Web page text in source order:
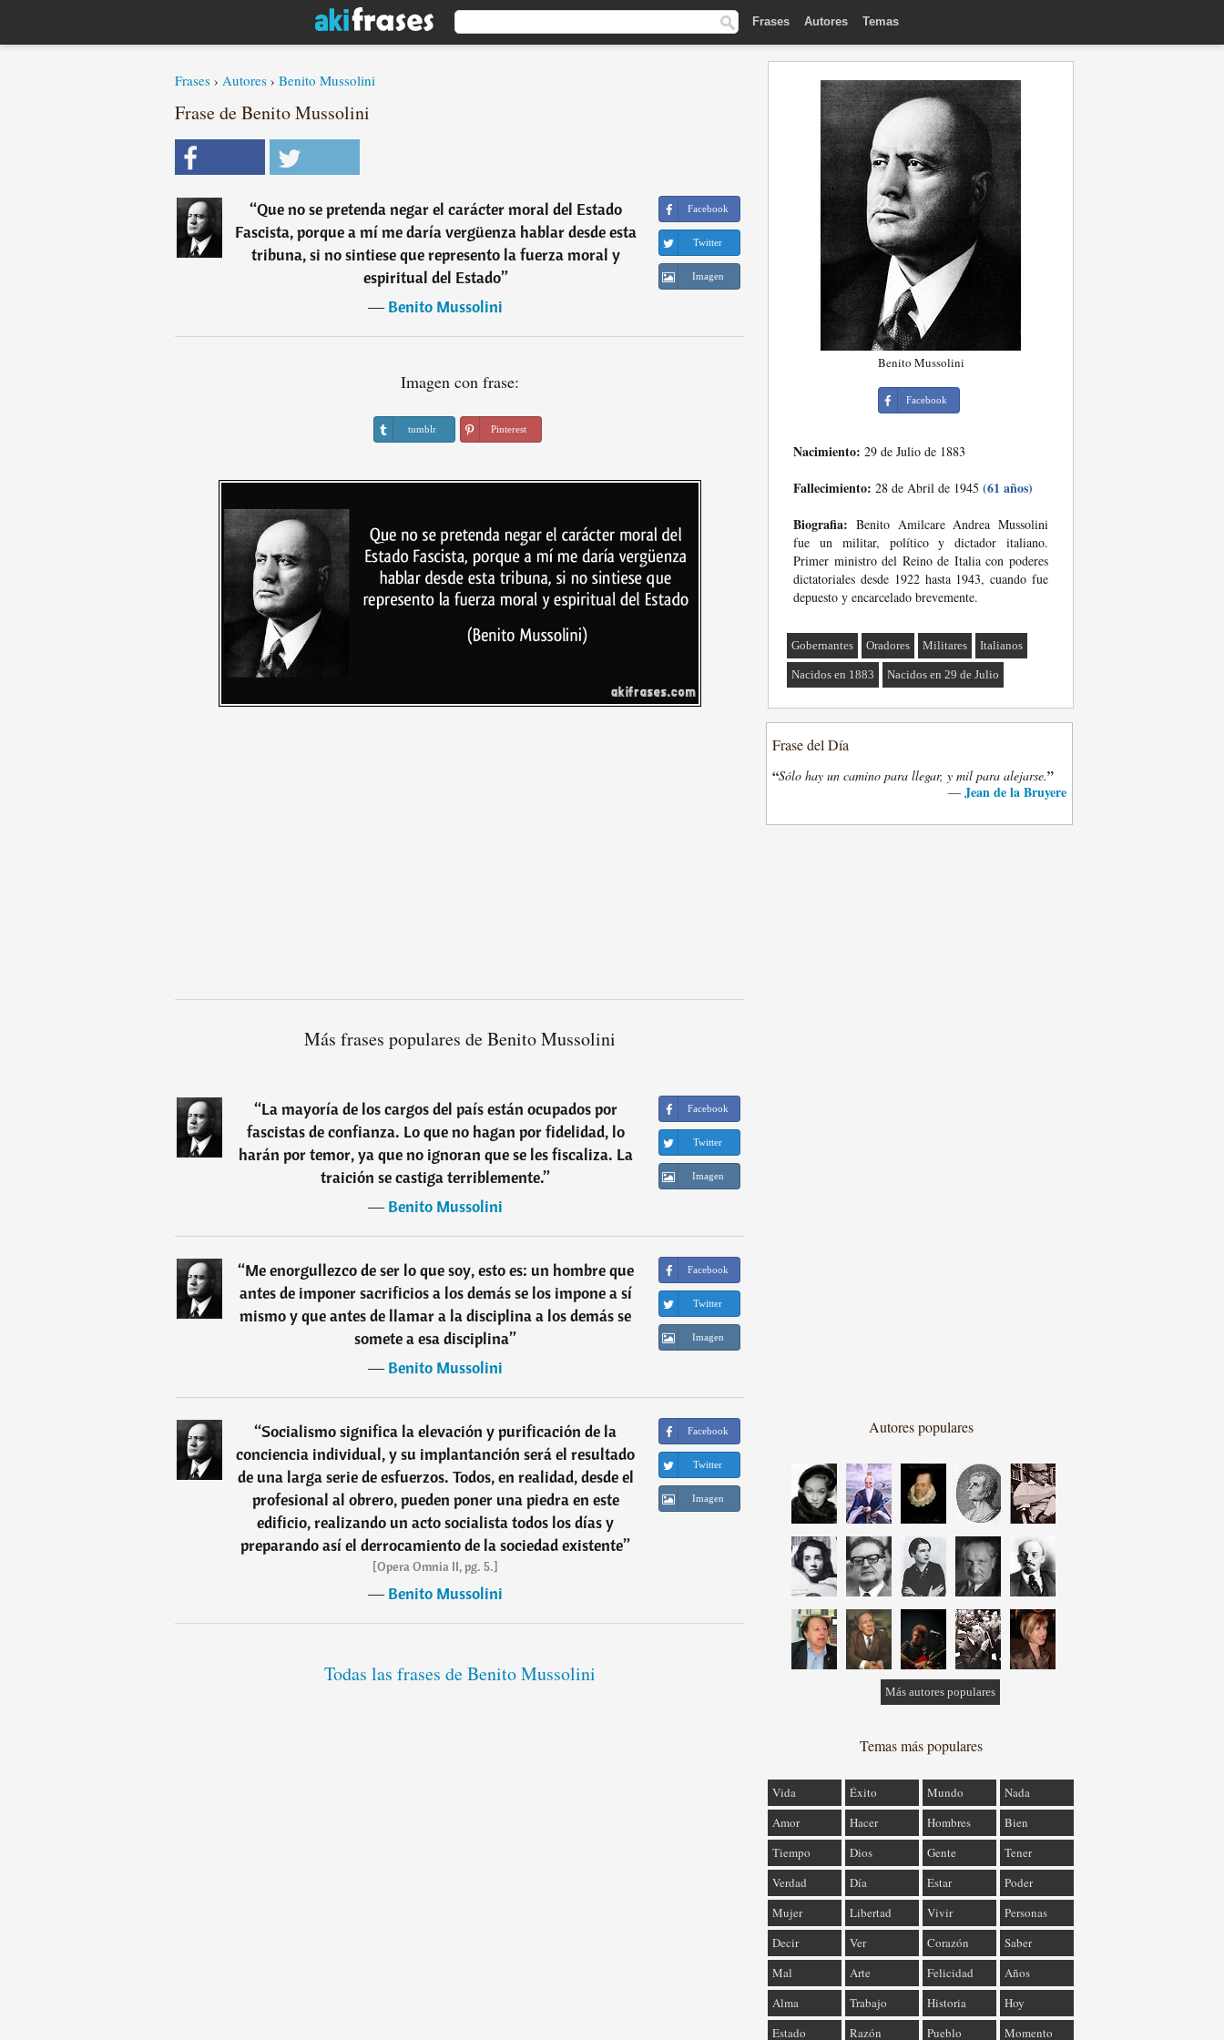
Frases Autores Temas
Frases › Autores › Benito Mussolini
Frase de Benito Mussolini
“Que no se pretenda negar el carácter moral del Estado
Fascista, porque a mí me daría vergüenza hablar desde esta
tribuna, si no sintiese que represento la fuerza moral y
espiritual del Estado”
―Benito Mussolini
Facebook
Twitter
Imagen
Imagen con frase:
tumblr Pinterest
Más frases populares de Benito Mussolini
“La mayoría de los cargos del país están ocupados por
fascistas de confianza. Lo que no hagan por fidelidad, lo
harán por temor, ya que no ignoran que se les fiscaliza. La
traición se castiga terriblemente.”
―Benito Mussolini
Facebook
Twitter
Imagen
“Me enorgullezco de ser lo que soy, esto es: un hombre que
antes de imponer sacrificios a los demás se los impone a sí
mismo y que antes de llamar a la disciplina a los demás se
somete a esa disciplina”
―Benito Mussolini
Facebook
Twitter
Imagen
“Socialismo significa la elevación y purificación de la
conciencia individual, y su implantanción será el resultado
de una larga serie de esfuerzos. Todos, en realidad, desde el
profesional al obrero, pueden poner una piedra en este
edificio, realizando un acto socialista todos los días y
preparando así el derrocamiento de la sociedad existente”
[Opera Omnia II, pg. 5.]
―Benito Mussolini
Facebook
Twitter
Imagen
Todas las frases de Benito Mussolini
Benito Mussolini
Facebook
Nacimiento: 29 de Julio de 1883
Fallecimiento: 28 de Abril de 1945 (61 años)
Biografia: Benito Amilcare Andrea Mussolini
fue un militar, político y dictador italiano.
Primer ministro del Reino de Italia con poderes
dictatoriales desde 1922 hasta 1943, cuando fue
depuesto y encarcelado brevemente.
Gobernantes Oradores Militares Italianos
Nacidos en 1883 Nacidos en 29 de Julio
Frase del Día
“Sólo hay un camino para llegar, y mil para alejarse.”
— Jean de la Bruyere
Autores populares
Más autores populares
Temas más populares
Vida Éxito Mundo
Nada
Amor
Hacer Hombres
Bien
Tiempo
Dios Gente
Tener
Verdad
Día Estar
Poder
Mujer
Libertad Vivir
Personas
Decir
Ver Corazón
Saber
Mal
Arte Felicidad
Años
Alma
Trabajo Historia
Hoy
Estado
Razón Pueblo Momento